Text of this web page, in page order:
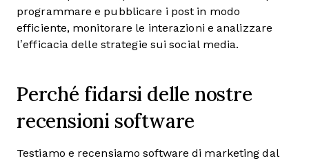
programmare e pubblicare i post in modo
efficiente, monitorare le interazioni e analizzare
l’efficacia delle strategie sui social media.
Perché fidarsi delle nostre
recensioni software
Testiamo e recensiamo software di marketing dal